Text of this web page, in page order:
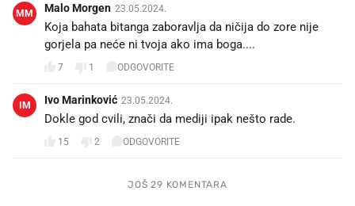
MM Malo Morgen 23.05.2024.
Koja bahata bitanga zaboravlja da ničija do zore nije
gorjela pa neće ni tvoja ako ima boga....
7 1 ODGOVORITE
IM Ivo Marinković 23.05.2024.
Dokle god cvili, znači da mediji ipak nešto rade.
15 2 ODGOVORITE
JOŠ 29 KOMENTARA